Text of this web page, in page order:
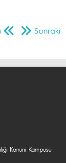
Sonraki
Kanuni Kampüsü